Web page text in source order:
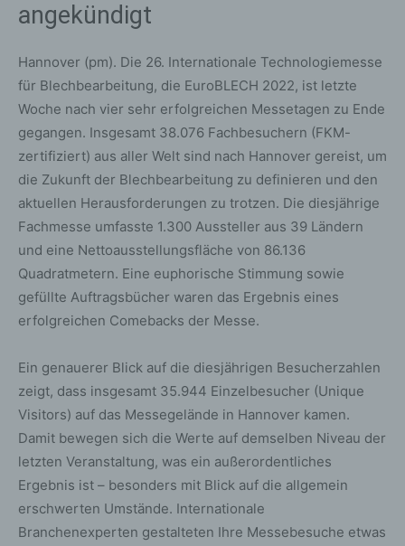
angekündigt
Hannover (pm). Die 26. Internationale Technologiemesse
für Blechbearbeitung, die EuroBLECH 2022, ist letzte
Woche nach vier sehr erfolgreichen Messetagen zu Ende
gegangen. Insgesamt 38.076 Fachbesuchern (FKM-
zertifiziert) aus aller Welt sind nach Hannover gereist, um
die Zukunft der Blechbearbeitung zu definieren und den
aktuellen Herausforderungen zu trotzen. Die diesjährige
Fachmesse umfasste 1.300 Aussteller aus 39 Ländern
und eine Nettoausstellungsfläche von 86.136
Quadratmetern. Eine euphorische Stimmung sowie
gefüllte Auftragsbücher waren das Ergebnis eines
erfolgreichen Comebacks der Messe.
Ein genauerer Blick auf die diesjährigen Besucherzahlen
zeigt, dass insgesamt 35.944 Einzelbesucher (Unique
Visitors) auf das Messegelände in Hannover kamen.
Damit bewegen sich die Werte auf demselben Niveau der
letzten Veranstaltung, was ein außerordentliches
Ergebnis ist – besonders mit Blick auf die allgemein
erschwerten Umstände. Internationale
Branchenexperten gestalteten Ihre Messebesuche etwas